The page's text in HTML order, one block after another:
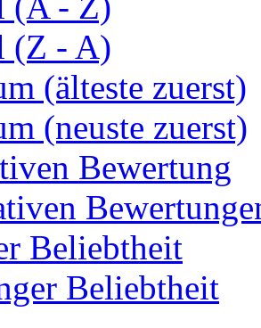
(Z - A)
(älteste zuerst)
(neuste zuerst)
Bewertung
Beliebtheit
Beliebtheit